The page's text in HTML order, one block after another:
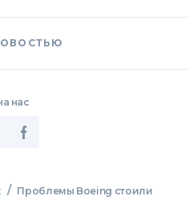
нас
/ Проблемы Boeing стоили